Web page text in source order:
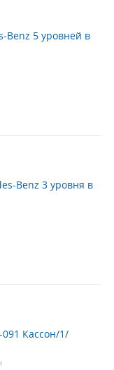
Benz 5 уровней в
Benz 3 уровня в
Кассон/1/